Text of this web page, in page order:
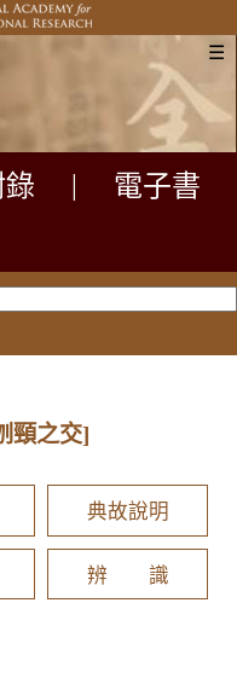
☰
電子書
頸之交]
典故說明
辨 識